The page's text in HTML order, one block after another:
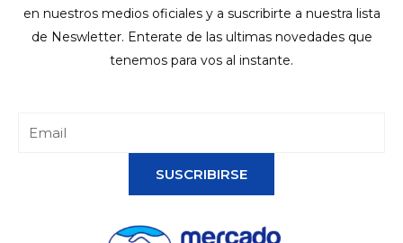
en nuestros medios oficiales y a suscribirte a nuestra lista
de Neswletter. Enterate de las ultimas novedades que
tenemos para vos al instante.
SUSCRIBIRSE